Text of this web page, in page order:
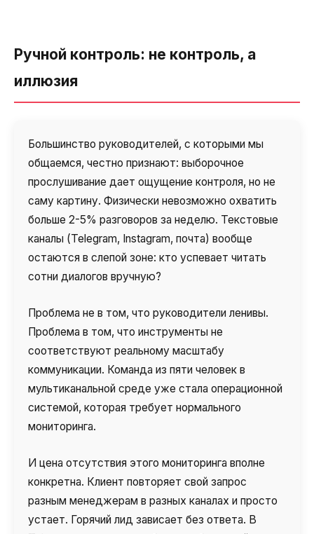
телефона
Расширенный пакет поддержки SLA
Телефонная аналитика для бизнеса
Viber-рассылки
Ручной контроль: не контроль, а
иллюзия
Большинство руководителей, с которыми мы
общаемся, честно признают: выборочное
прослушивание дает ощущение контроля, но не
саму картину. Физически невозможно охватить
больше 2-5% разговоров за неделю. Текстовые
каналы (Telegram, Instagram, почта) вообще
остаются в слепой зоне: кто успевает читать
сотни диалогов вручную?
Проблема не в том, что руководители ленивы.
Проблема в том, что инструменты не
соответствуют реальному масштабу
коммуникации. Команда из пяти человек в
мультиканальной среде уже стала операционной
системой, которая требует нормального
мониторинга.
И цена отсутствия этого мониторинга вполне
конкретна. Клиент повторяет свой запрос
разным менеджерам в разных каналах и просто
устает. Горячий лид зависает без ответа. В